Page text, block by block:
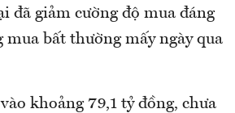
đã giảm cường độ mua đáng
bất thường mấy ngày qua
khoảng 79,1 tỷ đồng, chưa